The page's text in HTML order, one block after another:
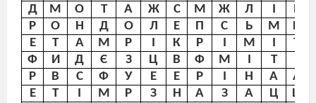
Д
М О Т А Ж С М Ж Л І Е
Р
О Н Д О Л Е П С Ь М Н
Е
Т А М Р І К Р І М І Т
Ф
И Д Є З Ц В Ф М І Т
Р
В С Ф У Е Е Р І Н А
А
Е
Т І М Р З Н А З А Ц Ц